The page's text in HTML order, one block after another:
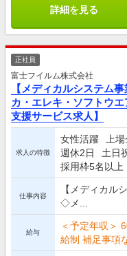
詳細を見る
正社員
富士フイルム株式会社
【メディカルシステム
カ・エレキ・ソフトウ
支援サービス求人】
求人の特徴
女性活躍 上
週休2日
土日
採用枠5名以上
仕事内容
【メディカル
◇メ...
給与
＜予定年収＞
給制 補足事項